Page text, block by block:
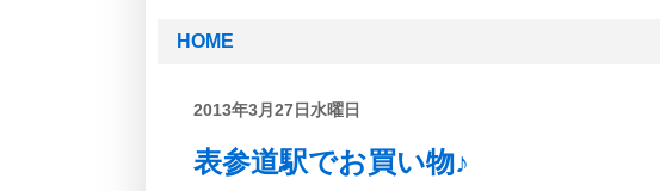
HOME
2013年3月27日水曜日
表参道駅でお買い物♪